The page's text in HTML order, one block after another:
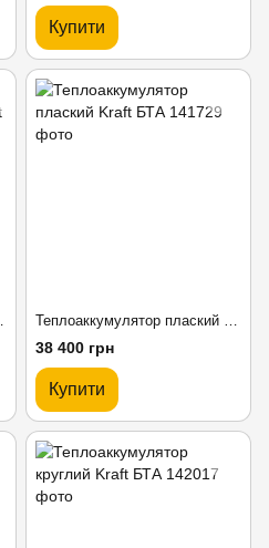
Купити
38 400 грн
Купити